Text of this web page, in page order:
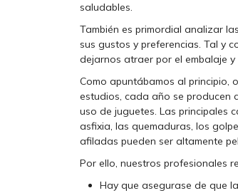
saludables.
También es primordial analizar
sus gustos y preferencias. Tal y
dejarnos atraer por el embalaje
Como apuntábamos al principio,
estudios, cada año se producen
uso de juguetes. Las principales
asfixia, las quemaduras, los
afiladas pueden ser altamente
Por ello, nuestros profesionales
Hay que asegurase de que